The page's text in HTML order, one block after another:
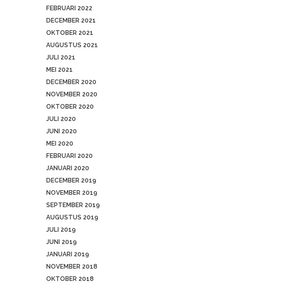
FEBRUARI 2022
DECEMBER 2021
OKTOBER 2021
AUGUSTUS 2021
JULI 2021
MEI 2021
DECEMBER 2020
NOVEMBER 2020
OKTOBER 2020
JULI 2020
JUNI 2020
MEI 2020
FEBRUARI 2020
JANUARI 2020
DECEMBER 2019
NOVEMBER 2019
SEPTEMBER 2019
AUGUSTUS 2019
JULI 2019
JUNI 2019
JANUARI 2019
NOVEMBER 2018
OKTOBER 2018